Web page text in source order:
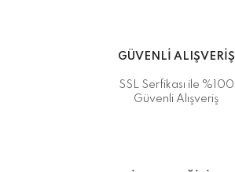
GÜVENLİ ALIŞVERİŞ
SSL Serfikası ile %100
Güvenli Alışveriş